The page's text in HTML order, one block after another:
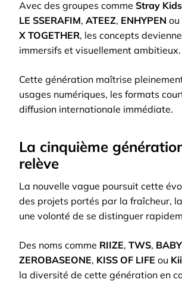
Avec des groupes comme Stray Kids
LE SSERAFIM, ATEEZ, ENHYPEN ou
X TOGETHER, les concepts
immersifs et visuellement ambitieux.
Cette génération maîtrise
usages numériques, les formats
diffusion internationale immédiate.
La cinquième
relève
La nouvelle vague poursuit cette
des projets portés par la fraîcheur,
une volonté de se distinguer
Des noms comme RIIZE, TWS,
ZEROBASEONE, KISS OF LIFE ou
la diversité de cette génération en